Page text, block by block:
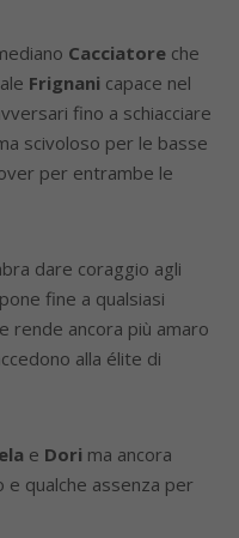
Cacciatore che
Frignani capace nel
fino a schiacciare
scivoloso per le basse
per entrambe le
dare coraggio agli
pone fine a qualsiasi
rende ancora più amaro
alla élite di
e Dori ma ancora
e qualche assenza per